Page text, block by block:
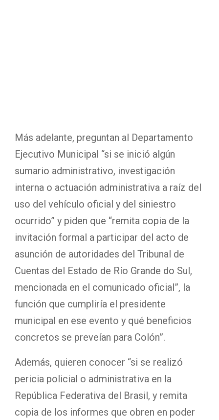
Más adelante, preguntan al Departamento
Ejecutivo Municipal “si se inició algún
sumario administrativo, investigación
interna o actuación administrativa a raíz del
uso del vehículo oficial y del siniestro
ocurrido” y piden que “remita copia de la
invitación formal a participar del acto de
asunción de autoridades del Tribunal de
Cuentas del Estado de Río Grande do Sul,
mencionada en el comunicado oficial”, la
función que cumpliría el presidente
municipal en ese evento y qué beneficios
concretos se preveían para Colón”.
Además, quieren conocer “si se realizó
pericia policial o administrativa en la
República Federativa del Brasil, y remita
copia de los informes que obren en poder